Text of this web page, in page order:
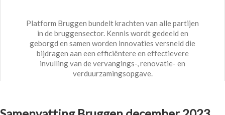
Platform Bruggen bundelt krachten van alle partijen
in de bruggensector. Kennis wordt gedeeld en
geborgd en samen worden innovaties versneld die
bijdragen aan een efficiëntere en effectievere
invulling van de vervangings-, renovatie- en
verduurzamingsopgave.